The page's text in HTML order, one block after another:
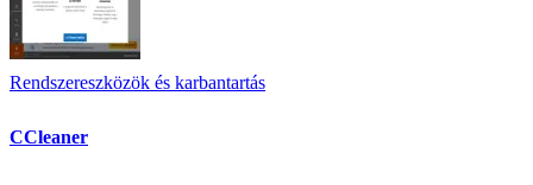
Rendszereszközök és karbantartás
CCleaner